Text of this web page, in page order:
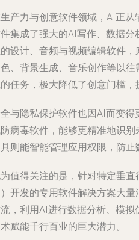
产力与创意软件领域，AI正
集成了强大的AI写作、数据
设计、音频与视频编辑软件
、背景生成、音乐创作等以
任务，极大降低了创意门槛，
与隐私保护软件也因AI而变
病毒软件，能够更精准地识
则能智能管理应用权限，防止
值得关注的是，针对特定垂
开发的专用软件解决方案大
，利用AI进行数据分析、模
赋能千行百业的巨大潜力。